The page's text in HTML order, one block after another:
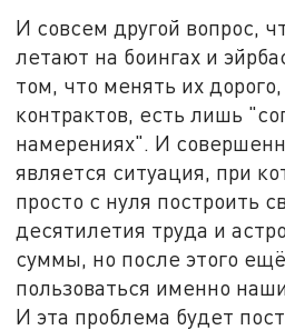
И совсем другой вопрос,
летают на боингах и
том, что менять их
контрактов, есть лишь
намерениях". И
является ситуация, при
просто с нуля построить
десятилетия труда и
суммы, но после этого
пользоваться именно
И эта проблема будет